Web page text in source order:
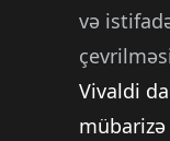
və
Vivaldi
mübarizə